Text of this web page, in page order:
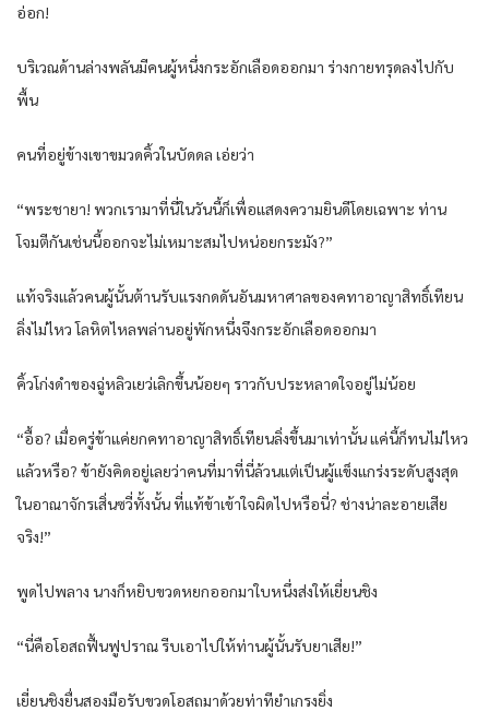
อ่อก!
บริเวณด้านล่างพลันมีคนผู้หนึ่งกระอักเลือดออกมา ร่างกายทรุดลงไปกับ
พื้น
คนที่อยู่ข้างเขาขมวดคิ้วในบัดดล เอ่ยว่า
“พระชายา! พวกเรามาที่นี่ในวันนี้ก็เพื่อแสดงความยินดีโดยเฉพาะ ท่าน
โจมตีกันเช่นนี้ออกจะไม่เหมาะสมไปหน่อยกระมัง?”
แท้จริงแล้วคนผู้นั้นต้านรับแรงกดดันอันมหาศาลของคทาอาญาสิทธิ์เทียน
ลิ่งไม่ไหว โลหิตไหลพล่านอยู่พักหนึ่งจึงกระอักเลือดออกมา
คิ้วโก่งดำของฉู่หลิวเยว่เลิกขึ้นน้อยๆ ราวกับประหลาดใจอยู่ไม่น้อย
“อื้อ? เมื่อครู่ข้าแค่ยกคทาอาญาสิทธิ์เทียนลิ่งขึ้นมาเท่านั้น แค่นี้ก็ทนไม่ไหว
แล้วหรือ? ข้ายังคิดอยู่เลยว่าคนที่มาที่นี่ล้วนแต่เป็นผู้แข็งแกร่งระดับสูงสุด
ในอาณาจักรเสิ่นซวี่ทั้งนั้น ที่แท้ข้าเข้าใจผิดไปหรือนี่? ช่างน่าละอายเสีย
จริง!”
พูดไปพลาง นางก็หยิบขวดหยกออกมาใบหนึ่งส่งให้เยี่ยนชิง
“นี่คือโอสถฟื้นฟูปราณ รีบเอาไปให้ท่านผู้นั้นรับยาเสีย!”
เยี่ยนชิงยื่นสองมือรับขวดโอสถมาด้วยท่าทียำเกรงยิ่ง